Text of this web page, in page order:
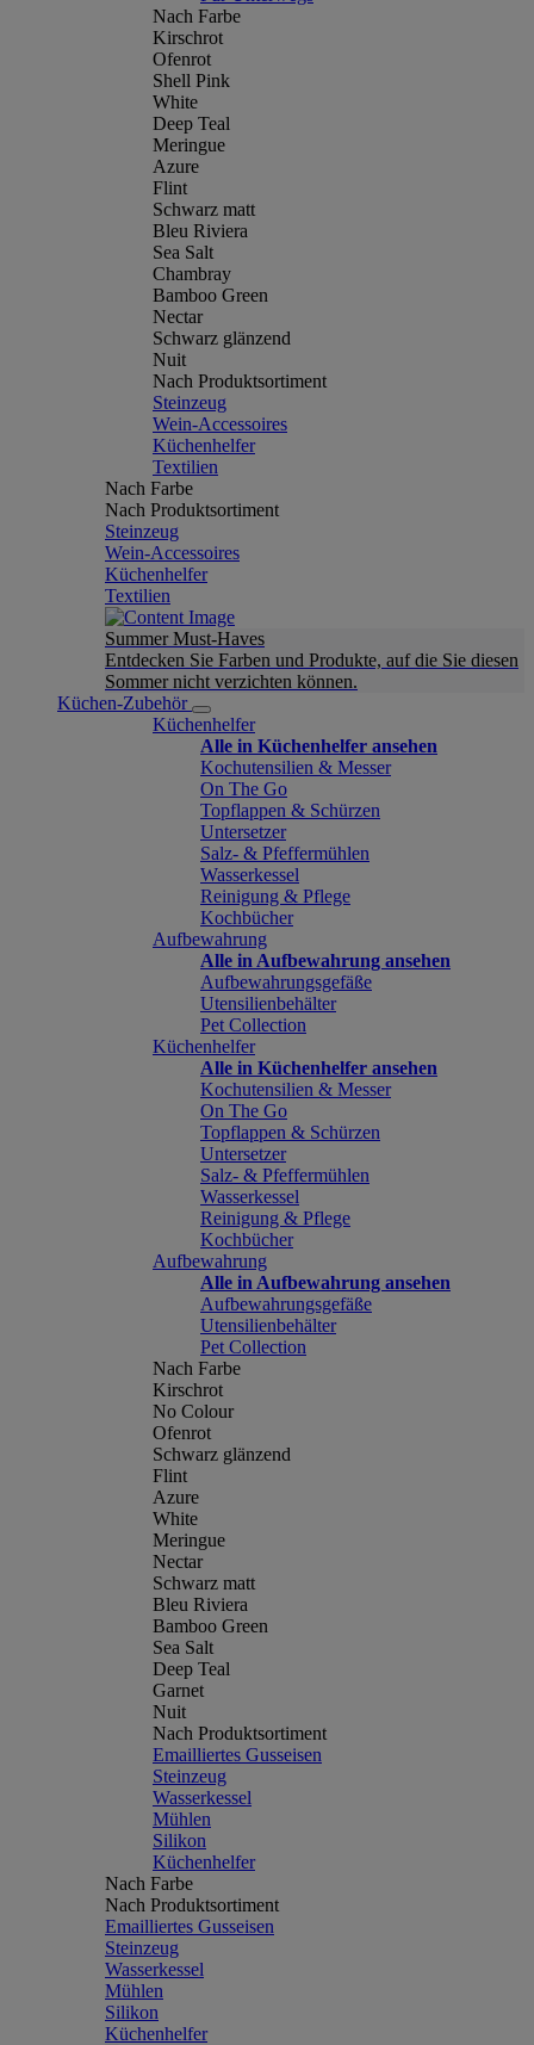
Nach Farbe
Kirschrot
Ofenrot
Shell Pink
White
Deep Teal
Meringue
Azure
Flint
Schwarz matt
Bleu Riviera
Sea Salt
Chambray
Bamboo Green
Nectar
Schwarz glänzend
Nuit
Nach Produktsortiment
Steinzeug
Wein-Accessoires
Küchenhelfer
Textilien
Nach Farbe
Nach Produktsortiment
Steinzeug
Wein-Accessoires
Küchenhelfer
Textilien
Summer Must-Haves
Entdecken Sie Farben und Produkte, auf die Sie diesen
Sommer nicht verzichten können.
Küchen-Zubehör
Küchenhelfer
Alle in Küchenhelfer ansehen
Kochutensilien & Messer
On The Go
Topflappen & Schürzen
Untersetzer
Salz- & Pfeffermühlen
Wasserkessel
Reinigung & Pflege
Kochbücher
Aufbewahrung
Alle in Aufbewahrung ansehen
Aufbewahrungsgefäße
Utensilienbehälter
Pet Collection
Küchenhelfer
Alle in Küchenhelfer ansehen
Kochutensilien & Messer
On The Go
Topflappen & Schürzen
Untersetzer
Salz- & Pfeffermühlen
Wasserkessel
Reinigung & Pflege
Kochbücher
Aufbewahrung
Alle in Aufbewahrung ansehen
Aufbewahrungsgefäße
Utensilienbehälter
Pet Collection
Nach Farbe
Kirschrot
No Colour
Ofenrot
Schwarz glänzend
Flint
Azure
White
Meringue
Nectar
Schwarz matt
Bleu Riviera
Bamboo Green
Sea Salt
Deep Teal
Garnet
Nuit
Nach Produktsortiment
Emailliertes Gusseisen
Steinzeug
Wasserkessel
Mühlen
Silikon
Küchenhelfer
Nach Farbe
Nach Produktsortiment
Emailliertes Gusseisen
Steinzeug
Wasserkessel
Mühlen
Silikon
Küchenhelfer